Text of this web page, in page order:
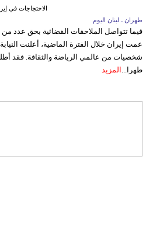
الاحتجاجات في
طهران ـ لبنان اليوم
فيما تتواصل الملاحقات القضائية بحق عدد من
عمت إيران خلال الفترة الماضية، أعلنت
شخصيات من عالمي الرياضة والثقافة. فقد
طهرا... المزيد